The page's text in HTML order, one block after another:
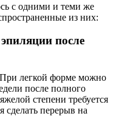
с одними и теми же
из них:
после
легкой форме можно
после полного
степени требуется
сделать перерыв на